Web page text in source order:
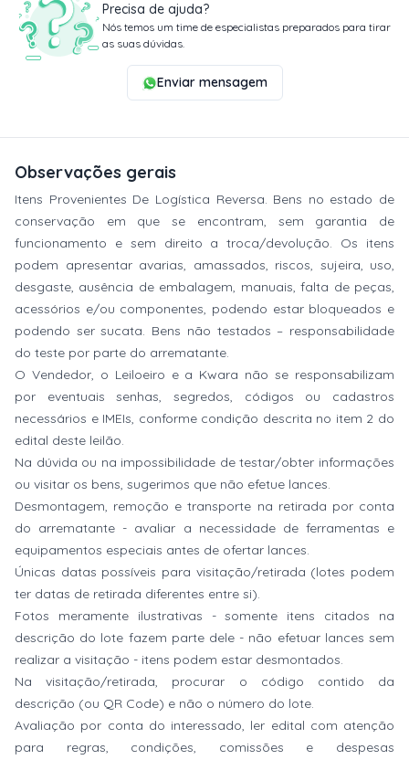
Precisa de ajuda?
Nós temos um time de especialistas preparados para tirar
as suas dúvidas.
Enviar mensagem
Observações gerais
Itens Provenientes De Logística Reversa. Bens no estado de
conservação em que se encontram, sem garantia de
funcionamento e sem direito a troca/devolução. Os itens
podem apresentar avarias, amassados, riscos, sujeira, uso,
desgaste, ausência de embalagem, manuais, falta de peças,
acessórios e/ou componentes, podendo estar bloqueados e
podendo ser sucata. Bens não testados – responsabilidade
do teste por parte do arrematante.
O Vendedor, o Leiloeiro e a Kwara não se responsabilizam
por eventuais senhas, segredos, códigos ou cadastros
necessários e IMEIs, conforme condição descrita no item 2 do
edital deste leilão.
Na dúvida ou na impossibilidade de testar/obter informações
ou visitar os bens, sugerimos que não efetue lances.
Desmontagem, remoção e transporte na retirada por conta
do arrematante - avaliar a necessidade de ferramentas e
equipamentos especiais antes de ofertar lances.
Únicas datas possíveis para visitação/retirada (lotes podem
ter datas de retirada diferentes entre si).
Fotos meramente ilustrativas - somente itens citados na
descrição do lote fazem parte dele - não efetuar lances sem
realizar a visitação - itens podem estar desmontados.
Na visitação/retirada, procurar o código contido da
descrição (ou QR Code) e não o número do lote.
Avaliação por conta do interessado, ler edital com atenção
para regras, condições, comissões e despesas